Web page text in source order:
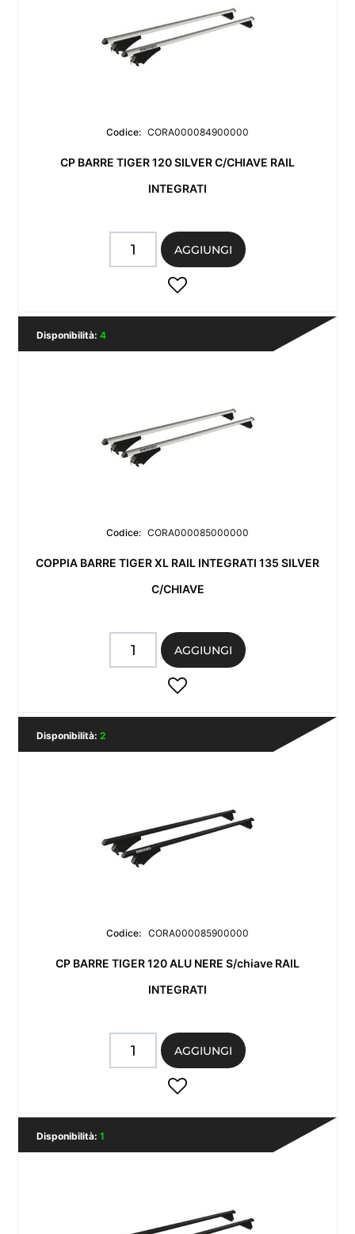
Codice: CORA000084900000
CP BARRE TIGER 120 SILVER C/CHIAVE RAIL
INTEGRATI
Quantità
AGGIUNGI
Disponibilità: 4
Codice: CORA000085000000
COPPIA BARRE TIGER XL RAIL INTEGRATI 135 SILVER
C/CHIAVE
Quantità
AGGIUNGI
Disponibilità: 2
Codice: CORA000085900000
CP BARRE TIGER 120 ALU NERE S/chiave RAIL
INTEGRATI
Quantità
AGGIUNGI
Disponibilità: 1